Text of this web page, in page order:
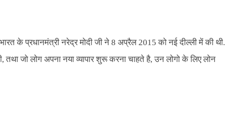
के प्रधानमंत्री नरेद्र मोदी जी ने 8 अप्रैल 2015 को नई दील्ली में की थी.
तथा जो लोग अपना नया व्यापार शुरू करना चाहते है, उन लोगो के लिए लोन